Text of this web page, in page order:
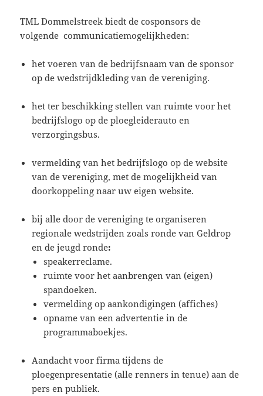
TML Dommelstreek biedt de cosponsors de
volgende communicatiemogelijkheden:
het voeren van de bedrijfsnaam van de sponsor
op de wed­strijd­kleding van de vereniging.
het ter beschikking stellen van ruimte voor het
bedrijfslogo op de ploegleiderauto en
verzorgingsbus.
vermelding van het bedrijfslogo op de website
van de vereniging, met de mogelijkheid van
doorkoppeling naar uw eigen website.
bij alle door de vereniging te organiseren
regionale wedstrijden zoals ronde van Geldrop
en de jeugd ronde:
speakerreclame.
ruimte voor het aanbrengen van (eigen)
spandoeken.
vermelding op aankondigingen (affiches)
opname van een advertentie in de
programmaboekjes.
Aandacht voor firma tijdens de
ploegenpresentatie (alle renners in tenue) aan de
pers en publiek.